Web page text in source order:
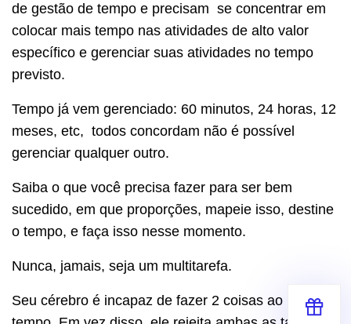
de gestão de tempo e precisam se concentrar em
colocar mais tempo nas atividades de alto valor
específico e gerenciar suas atividades no tempo
previsto.
Tempo já vem gerenciado: 60 minutos, 24 horas, 12
meses, etc, todos concordam não é possível
gerenciar qualquer outro.
Saiba o que você precisa fazer para ser bem
sucedido, em que proporções, mapeie isso, destine
o tempo, e faça isso nesse momento.
Nunca, jamais, seja um multitarefa.
Seu cérebro é incapaz de fazer 2 coisas ao mesmo